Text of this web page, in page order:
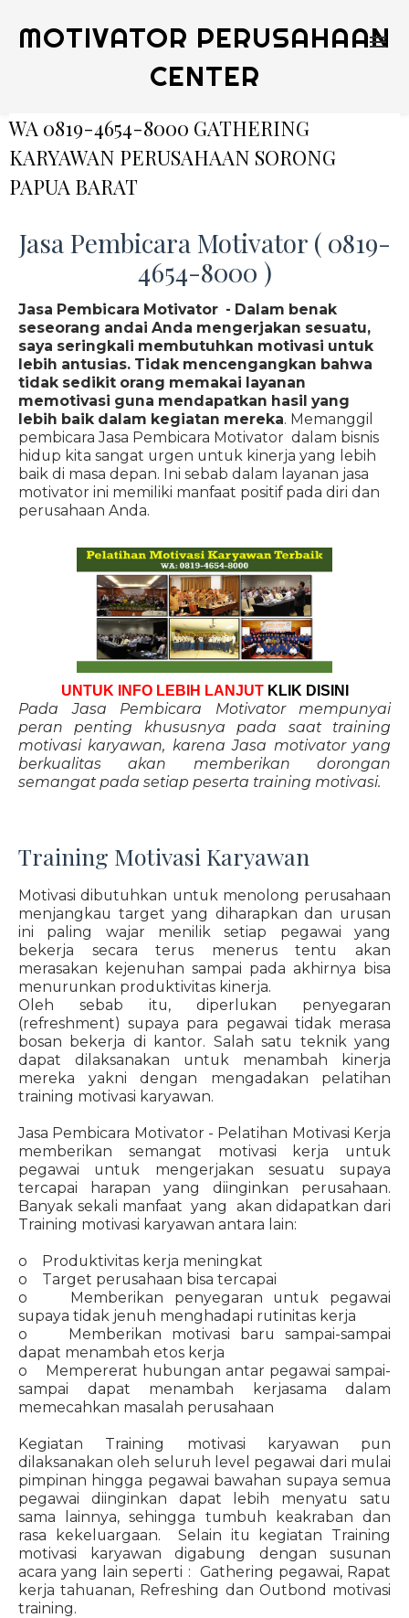
MOTIVATOR PERUSAHAAN
CENTER
WA 0819-4654-8000 GATHERING
KARYAWAN PERUSAHAAN SORONG
PAPUA BARAT
Jasa Pembicara Motivator ( 0819-
4654-8000 )
Jasa Pembicara Motivator - Dalam benak
seseorang andai Anda mengerjakan sesuatu,
saya seringkali membutuhkan motivasi untuk
lebih antusias. Tidak mencengangkan bahwa
tidak sedikit orang memakai layanan
memotivasi guna mendapatkan hasil yang
lebih baik dalam kegiatan mereka. Memanggil
pembicara Jasa Pembicara Motivator dalam bisnis
hidup kita sangat urgen untuk kinerja yang lebih
baik di masa depan. Ini sebab dalam layanan jasa
motivator ini memiliki manfaat positif pada diri dan
perusahaan Anda.
UNTUK INFO LEBIH LANJUT KLIK DISINI
Pada Jasa Pembicara Motivator mempunyai
peran penting khususnya pada saat training
motivasi karyawan, karena Jasa motivator yang
berkualitas akan memberikan dorongan
semangat pada setiap peserta training motivasi.
Training Motivasi Karyawan
Motivasi dibutuhkan untuk menolong perusahaan
menjangkau target yang diharapkan dan urusan
ini paling wajar menilik setiap pegawai yang
bekerja secara terus menerus tentu akan
merasakan kejenuhan sampai pada akhirnya bisa
menurunkan produktivitas kinerja.
Oleh sebab itu, diperlukan penyegaran
(refreshment) supaya para pegawai tidak merasa
bosan bekerja di kantor. Salah satu teknik yang
dapat dilaksanakan untuk menambah kinerja
mereka yakni dengan mengadakan pelatihan
training motivasi karyawan.
Jasa Pembicara Motivator - Pelatihan Motivasi Kerja
memberikan semangat motivasi kerja untuk
pegawai untuk mengerjakan sesuatu supaya
tercapai harapan yang diinginkan perusahaan.
Banyak sekali manfaat yang akan didapatkan dari
Training motivasi karyawan antara lain:
o Produktivitas kerja meningkat
o Target perusahaan bisa tercapai
o Memberikan penyegaran untuk pegawai
supaya tidak jenuh menghadapi rutinitas kerja
o Memberikan motivasi baru sampai-sampai
dapat menambah etos kerja
o Mempererat hubungan antar pegawai sampai-
sampai dapat menambah kerjasama dalam
memecahkan masalah perusahaan
Kegiatan Training motivasi karyawan pun
dilaksanakan oleh seluruh level pegawai dari mulai
pimpinan hingga pegawai bawahan supaya semua
pegawai diinginkan dapat lebih menyatu satu
sama lainnya, sehingga tumbuh keakraban dan
rasa kekeluargaan. Selain itu kegiatan Training
motivasi karyawan digabung dengan susunan
acara yang lain seperti : Gathering pegawai, Rapat
kerja tahuanan, Refreshing dan Outbond motivasi
training.